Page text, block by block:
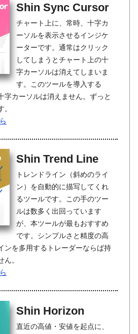
Shin Sync Cursor
チャート上に、常時、十字カ
ーソルを表示させるインジケ
ーターです。通常はクリック
してしまうとチャート上の十
字カーソルは消えてしまいま
す。このツールを導入する
字カーソルは消えません。ずっと
Shin Trend Line
トレンドライン（斜めのライ
ン）を自動的に描写してくれ
るツールです。この手のツー
ルは数多く出回っています
が、本ツールが最もおすすめ
です。シンプルさと精度の高
ンを多用するトレーダーならば持
ん。
Shin Horizon
直近の高値・安値を起点に、